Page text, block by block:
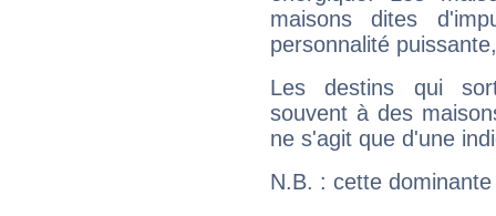
maisons dites
personnalité
Les destins qui
souvent à des
ne s'agit que d'une
N.B. : cette